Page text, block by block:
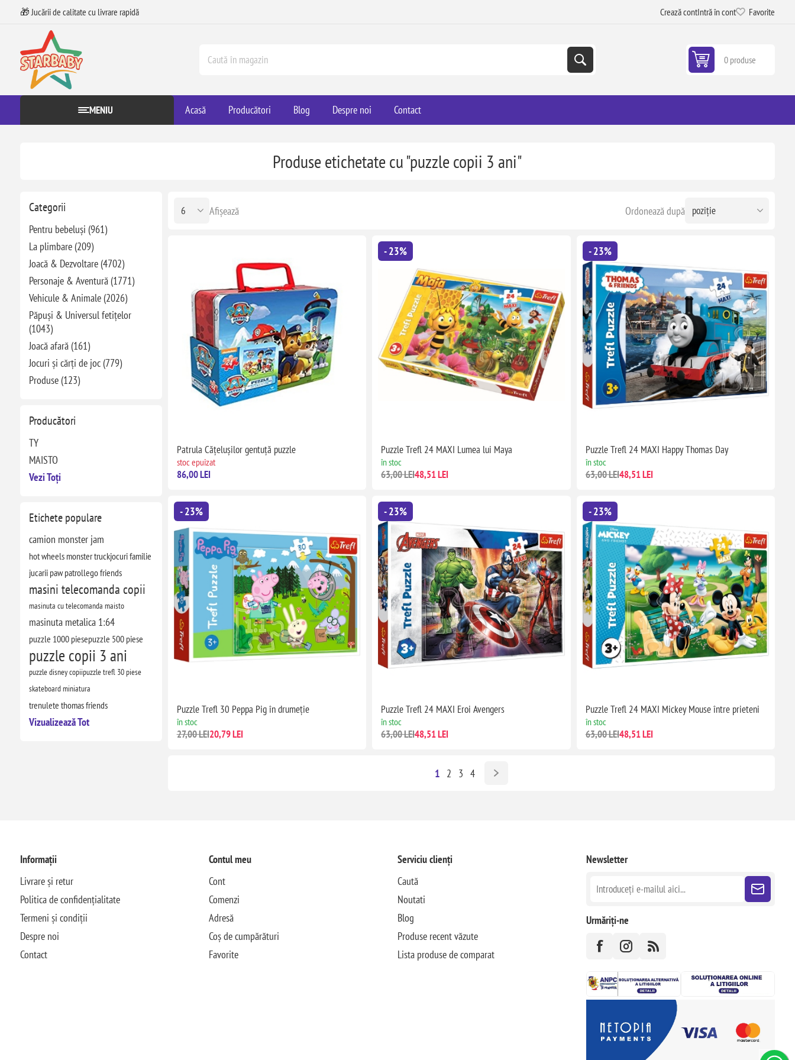
🎁 Jucării de calitate cu livrare rapidă Crează contIntră în cont Favorite
0 produse
MENIU Acasă Producători Blog Despre noi Contact
Categorii
Pentru bebeluși (961)
La plimbare (209)
Joacă & Dezvoltare (4702)
Personaje & Aventură (1771)
Vehicule & Animale (2026)
Păpuși & Universul fetițelor
(1043)
Joacă afară (161)
Jocuri și cărți de joc (779)
Produse (123)
Producători
TY
MAISTO
Vezi Toți
Etichete populare
camion monster jam
hot wheels monster truckjocuri familie
jucarii paw patrollego friends
masini telecomanda copii
masinuta cu telecomanda maisto
masinuta metalica 1:64
puzzle 1000 piesepuzzle 500 piese
puzzle copii 3 ani
puzzle disney copiipuzzle trefl 30 piese
skateboard miniatura
trenulete thomas friends
Vizualizează Tot
Produse etichetate cu "puzzle copii 3 ani"
Ordonează după
Afișează
Patrula Căţeluşilor gentuţă puzzle
stoc epuizat
86,00 LEI
- 23%
Puzzle Trefl 24 MAXI Lumea lui Maya
în stoc
63,00 LEI48,51 LEI
- 23%
Puzzle Trefl 24 MAXI Happy Thomas Day
în stoc
63,00 LEI48,51 LEI
- 23%
Puzzle Trefl 30 Peppa Pig în drumeție
în stoc
27,00 LEI20,79 LEI
- 23%
Puzzle Trefl 24 MAXI Eroi Avengers
în stoc
63,00 LEI48,51 LEI
- 23%
Puzzle Trefl 24 MAXI Mickey Mouse între prieteni
în stoc
63,00 LEI48,51 LEI
1 2 3 4
Informații
Livrare și retur
Politica de confidențialitate
Termeni și condiții
Despre noi
Contact
Contul meu
Cont
Comenzi
Adresă
Coș de cumpărături
Favorite
Serviciu clienți
Caută
Noutati
Blog
Produse recent văzute
Lista produse de comparat
Newsletter
Urmăriți-ne